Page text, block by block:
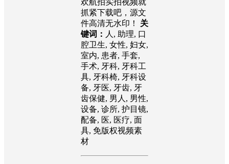
抓紧下载吧，源文
件高清无水印！ 关
键词： 人, 助理, 口
腔卫生, 女性, 妇女,
室内, 患者, 手套,
手术, 牙科, 牙科工
具, 牙科椅, 牙科设
备, 牙医, 牙齿, 牙
齿保健, 男人, 男性,
设备, 诊所, 护目镜,
配备, 医, 医疗, 面
具, 免版权视频素
材